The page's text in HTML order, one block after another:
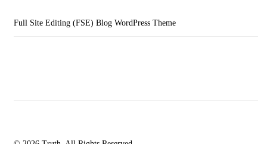
Full Site Editing (FSE) Blog WordPress Theme